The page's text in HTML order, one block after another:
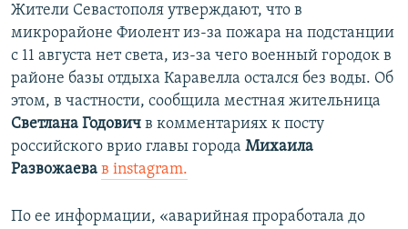
поискуИНФОГРАФИКА
ТЕЛЕПРОЕКТ КРЫМ.РЕАЛИИ
СОВЕТЫ ПРАВОЗАЩИТНИКОВ
ПРОПАВШИЕ БЕЗ ВЕСТИ
ПОБЕДИТЕЛЕЙ НЕ СУДЯТ?
КРЫМ.НЕПОКОРЕННЫЙ
КАК ОБОЙТИ БЛОКИРОВКУ
Українською
ПРИСОЕДИНЯЙТЕСЬ!
Жители Севастополя утверждают, что в
микрорайоне Фиолент из-за пожара на подстанции
с 11 августа нет света, из-за чего военный городок в
районе базы отдыха Каравелла остался без воды. Об
этом, в частности, сообщила местная жительница
Светлана Годович в комментариях к посту
российского врио главы города Михаила
Развожаева в instagram.
По ее информации, «аварийная проработала до